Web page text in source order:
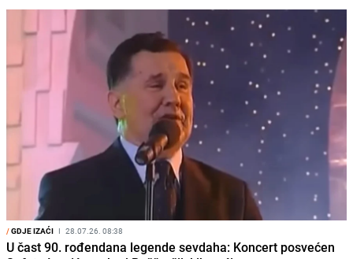
/GDJE IZAĆI I 28.07.26. 08:38
U čast 90. rođendana legende sevdaha: Koncert posvećen